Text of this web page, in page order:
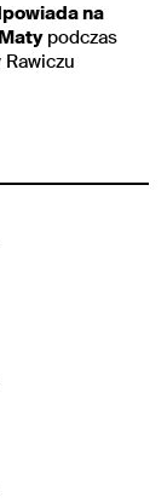
na
podczas